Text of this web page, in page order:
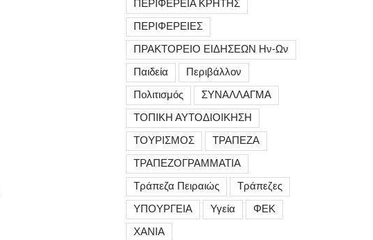
ΠΕΡΙΦΕΡΕΙΑ ΚΡΗΤΗΣ
ΠΕΡΙΦΕΡΕΙΕΣ
ΠΡΑΚΤΟΡΕΙΟ ΕΙΔΗΣΕΩΝ Ην-Ων
Παιδεία
Περιβάλλον
Πολιτισμός
ΣΥΝΑΛΛΑΓΜΑ
ΤΟΠΙΚΗ ΑΥΤΟΔΙΟΙΚΗΣΗ
ΤΟΥΡΙΣΜΟΣ
ΤΡΑΠΕΖΑ
ΤΡΑΠΕΖΟΓΡΑΜΜΑΤΙΑ
Τράπεζα Πειραιώς
Τράπεζες
ΥΠΟΥΡΓΕΙΑ
Υγεία
ΦΕΚ
ΧΑΝΙΑ